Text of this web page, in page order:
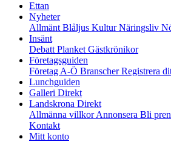
Ettan
Nyheter
Allmänt Blåljus KulturNäringsliv
Insänt
Debatt Planket Gästkrönikor
Företagsguiden
Företag A-Ö BranscherRegistrera
Lunchguiden
Galleri Direkt
Landskrona Direkt
Allmänna villkorAnnonsera Bli
Kontakt
Mitt konto